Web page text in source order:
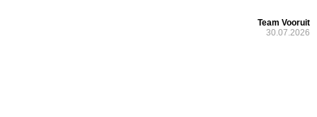
Team Vooruit
30.07.2026